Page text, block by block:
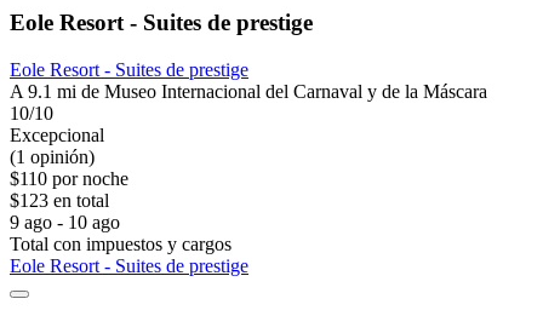
Eole Resort - Suites de prestige
Eole Resort - Suites de prestige
A 9.1 mi de Museo Internacional del Carnaval y de la Máscara
10/10
Excepcional
(1 opinión)
$110 por noche
$123 en total
9 ago - 10 ago
Total con impuestos y cargos
Eole Resort - Suites de prestige